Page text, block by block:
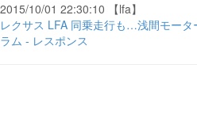
2015/10/01 22:30:10 【lfa】
レクサス LFA 同乗走行も…浅間モー
ラム - レスポンス